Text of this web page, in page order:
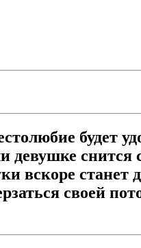
будет
девушке снится
вскоре станет
своей